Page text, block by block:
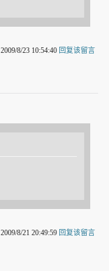
2009/8/23 10:54:40 回复该留言
2009/8/21 20:49:59 回复该留言